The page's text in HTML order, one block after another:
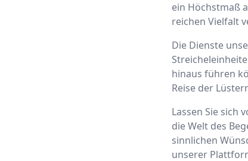
ein Höchstmaß
reichen Vielfalt
Die Dienste
hinaus führen
Reise der
Lassen Sie sich
die Welt des
sinnlichen
unserer